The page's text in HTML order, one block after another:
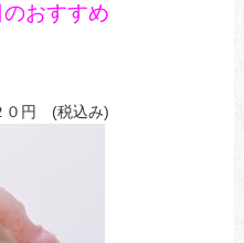
すすめ
円 (税込み)